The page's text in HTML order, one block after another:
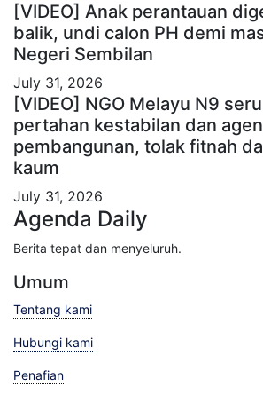
[VIDEO] Anak perantauan
balik, undi calon PH demi
Negeri Sembilan
July 31, 2026
[VIDEO] NGO Melayu N9
pertahan kestabilan dan
pembangunan, tolak fitnah
kaum
July 31, 2026
Agenda Daily
Berita tepat dan menyeluruh.
Umum
Tentang kami
Hubungi kami
Penafian